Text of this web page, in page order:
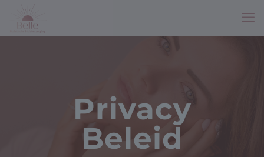
Privacy
Beleid